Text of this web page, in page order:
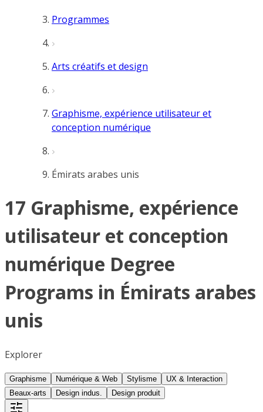
Programmes
Arts créatifs et design
Graphisme, expérience utilisateur et
conception numérique
Émirats arabes unis
17 Graphisme, expérience
utilisateur et conception
numérique Degree
Programs in Émirats arabes
unis
Explorer
Graphisme Numérique & Web Stylisme
UX & Interaction
Beaux-arts
Design indus. Design produit